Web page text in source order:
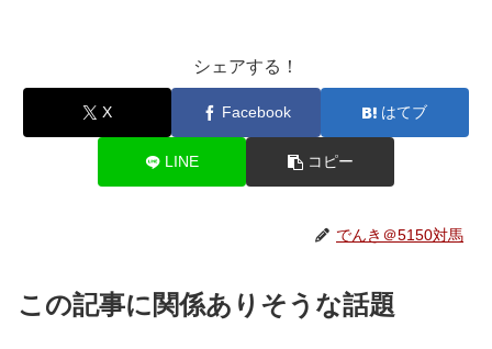
シェアする！
X Facebook はてブ
LINE コピー
でんき＠5150対馬
この記事に関係ありそうな話題